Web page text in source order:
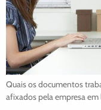
Quais os documentos
afixados pela empresa em